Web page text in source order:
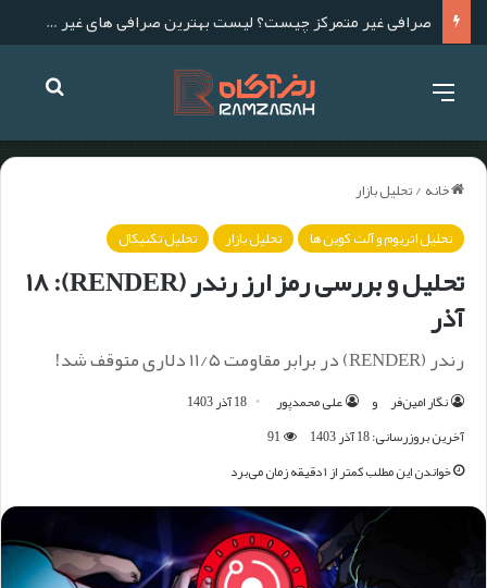
صرافی غیر متمرکز چیست؟ لیست بهترین صرافی های غیر متمرکز برای ایرانیان
خانه/تحلیل بازار
تحلیل اتریوم و آلت کوین ها
تحلیل بازار تحلیل تکنیکال
تحلیل و بررسی رمز ارز رندر (RENDER): ۱۸
آذر
رندر (RENDER) در برابر مقاومت ۱۱/۵ دلاری متوقف شد!
نگار امین‌فر و علی محمدپور
18 آذر 1403
آخرین بروزرسانی: 18 آذر 1403
91
خواندن این مطلب کمتر از ۱ دقیقه زمان می‌برد